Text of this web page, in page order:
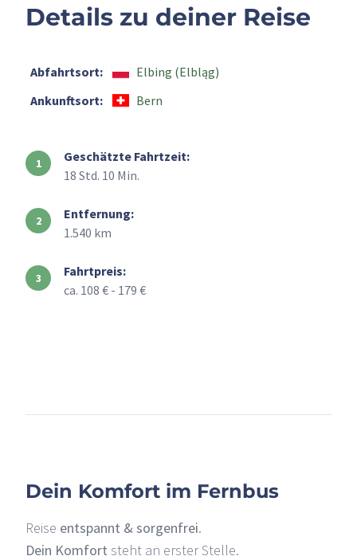
Details zu deiner Reise
Abfahrtsort:
Elbing (Elbląg)
Ankunftsort:
Bern
Geschätzte Fahrtzeit:
18 Std. 10 Min.
Entfernung:
1.540 km
Fahrtpreis:
ca. 108 € - 179 €
Dein Komfort im Fernbus
Reise entspannt & sorgenfrei.
Dein Komfort steht an erster Stelle.